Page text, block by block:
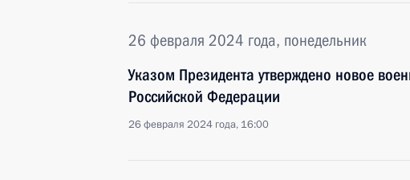
26 февраля 2024 года, понедельник
Указом Президента утверждено новое
Российской Федерации
26 февраля 2024 года, 16:00